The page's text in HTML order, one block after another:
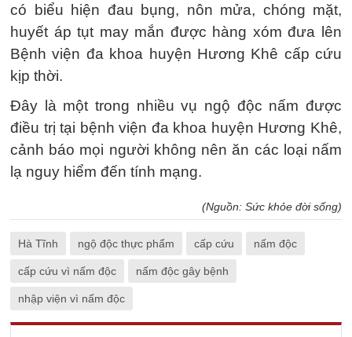
có biểu hiện đau bụng, nôn mửa, chóng mặt,
huyết áp tụt may mắn được hàng xóm đưa lên
Bệnh viện đa khoa huyện Hương Khê cấp cứu
kịp thời.
Đây là một trong nhiều vụ ngộ độc nấm được
điều trị tại bệnh viện đa khoa huyện Hương Khê,
cảnh báo mọi người không nên ăn các loại nấm
lạ nguy hiểm đến tính mạng.
(Nguồn: Sức khỏe đời sống)
Hà Tĩnh ngộ độc thực phẩm cấp cứu nấm độc
cấp cứu vì nấm độc nấm độc gây bệnh
nhập viện vì nấm độc